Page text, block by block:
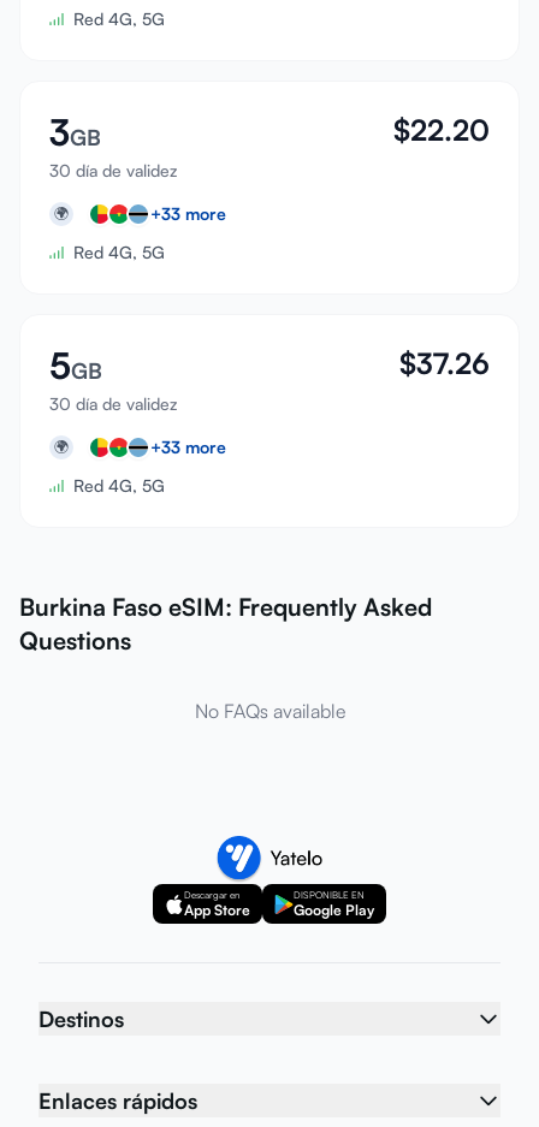
Red 4G, 5G
3GB
30 día de validez
$22.20
🌍 +33 more
Red 4G, 5G
5GB
30 día de validez
$37.26
🌍 +33 more
Red 4G, 5G
Burkina Faso eSIM: Frequently Asked
Questions
No FAQs available
Descargar en
App Store
DISPONIBLE EN
Google Play
Destinos
Enlaces rápidos